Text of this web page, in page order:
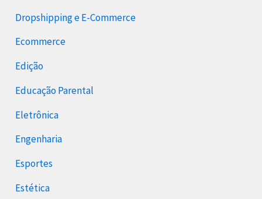
Dropshipping e E-Commerce
Ecommerce
Edição
Educação Parental
Eletrônica
Engenharia
Esportes
Estética